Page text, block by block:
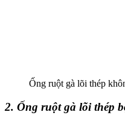
Ống ruột gà lõi thép
2. Ống ruột gà lõi thép